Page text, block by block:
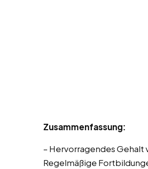
Zusammenfassung:
– Hervorragendes
Regelmäßige